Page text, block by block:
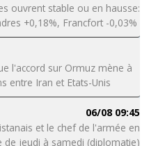
ouvrent stable ou en hausse:
+0,18%, Francfort -0,03%
l'accord sur Ormuz mène à
entre Iran et Etats-Unis
06/08 09:45
et le chef de l'armée en
de jeudi à samedi (diplomatie)